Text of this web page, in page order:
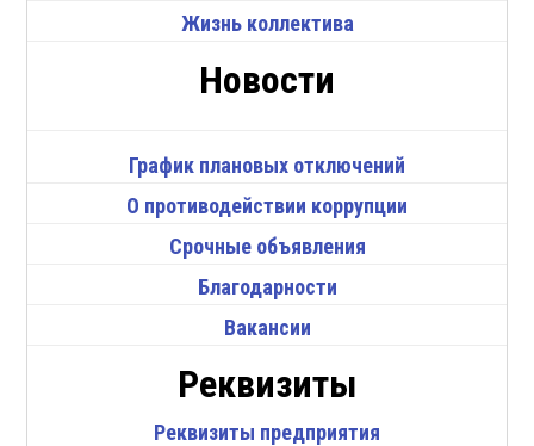
Жизнь коллектива
Новости
График плановых отключений
О противодействии коррупции
Срочные объявления
Благодарности
Вакансии
Реквизиты
Реквизиты предприятия